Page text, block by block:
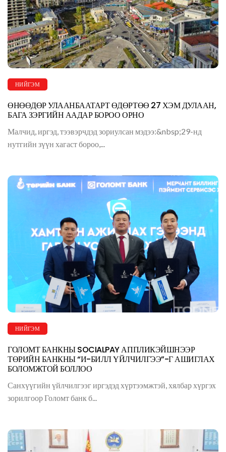
НИЙГЭМ
ӨНӨӨДӨР УЛААНБААТАРТ ӨДӨРТӨӨ 27 ХЭМ ДУЛААН,
БАГА ЗЭРГИЙН ААДАР БОРОО ОРНО
Малчид, иргэд, тээвэрчдэд зориулсан мэдээ:&nbsp;29-нд
нутгийн зүүн хагаст бороо,...
НИЙГЭМ
ГОЛОМТ БАНКНЫ SOCIALPAY АППЛИКЭЙШНЭЭР
ТӨРИЙН БАНКНЫ “И-БИЛЛ ҮЙЛЧИЛГЭЭ”-Г АШИГЛАХ
БОЛОМЖТОЙ БОЛЛОО
Санхүүгийн үйлчилгээг иргэдэд хүртээмжтэй, хялбар хүргэх
зорилгоор Голомт банк б...